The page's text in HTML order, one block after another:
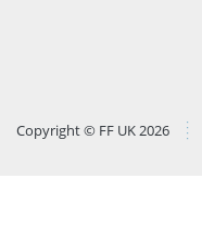
Copyright © FF UK 2026